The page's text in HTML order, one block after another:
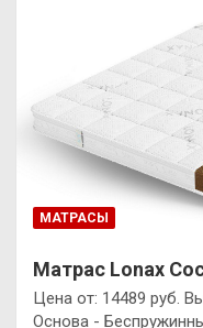
МАТРАСЫ
Матрас Lonax
Цена от: 14489 руб.
Основа -